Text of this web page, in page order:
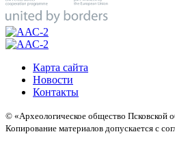
Карта сайта
Новости
Контакты
© «Археологическое общество Псковской
Копирование материалов допускается с